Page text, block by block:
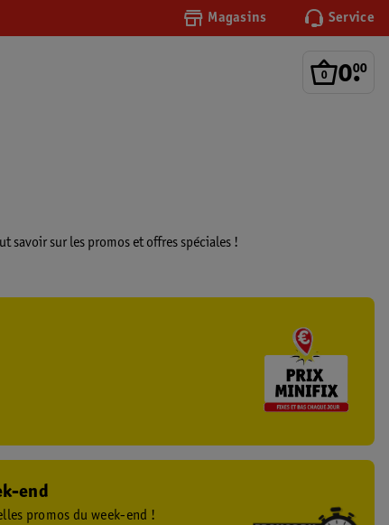
Magasins Service
0.
00
savoir sur les promos et offres spéciales !
end
promos du week-end !